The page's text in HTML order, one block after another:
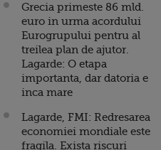
Grecia primeste 86 mld.
euro in urma acordului
Eurogrupului pentru al
treilea plan de ajutor.
Lagarde: O etapa
importanta, dar datoria e
inca mare
Lagarde, FMI: Redresarea
economiei mondiale este
fragila. Exista riscuri